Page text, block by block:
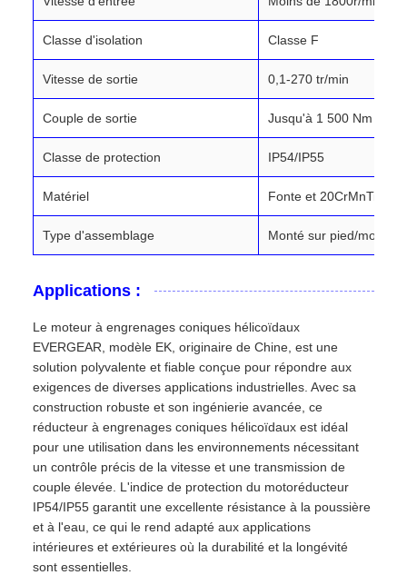
Classe d'isolation Classe F
Vitesse de sortie 0,1-270 tr/min
Couple de sortie Jusqu'à 1 500 Nm
Classe de protection IP54/IP55
Matériel Fonte et 20CrMnTi
Type d'assemblage Monté sur pied/monté
Applications :
Le moteur à engrenages coniques hélicoïdaux
EVERGEAR, modèle EK, originaire de Chine, est une
solution polyvalente et fiable conçue pour répondre aux
exigences de diverses applications industrielles. Avec sa
construction robuste et son ingénierie avancée, ce
réducteur à engrenages coniques hélicoïdaux est idéal
pour une utilisation dans les environnements nécessitant
un contrôle précis de la vitesse et une transmission de
couple élevée. L'indice de protection du motoréducteur
IP54/IP55 garantit une excellente résistance à la poussière
et à l'eau, ce qui le rend adapté aux applications
intérieures et extérieures où la durabilité et la longévité
sont essentielles.